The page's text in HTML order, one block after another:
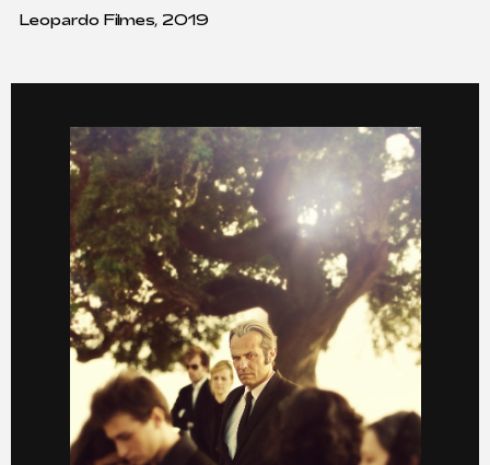
Leopardo Filmes, 2019